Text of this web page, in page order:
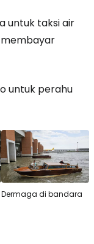
untuk taksi air
untuk perahu
Dermaga di bandara